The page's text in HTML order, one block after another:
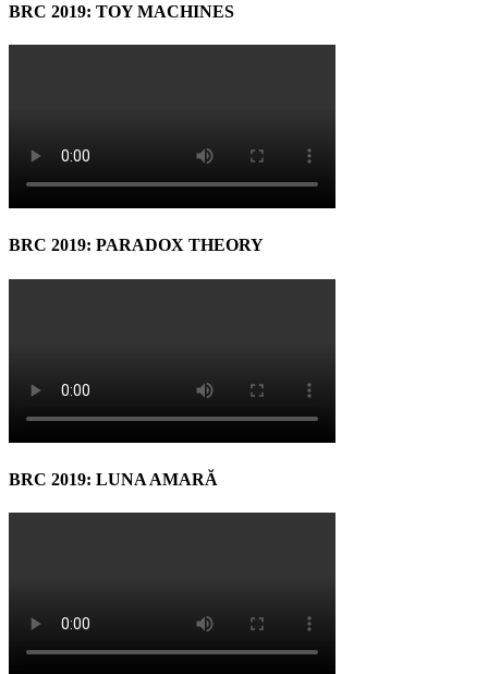
BRC 2019: TOY MACHINES
BRC 2019: PARADOX THEORY
BRC 2019: LUNA AMARĂ